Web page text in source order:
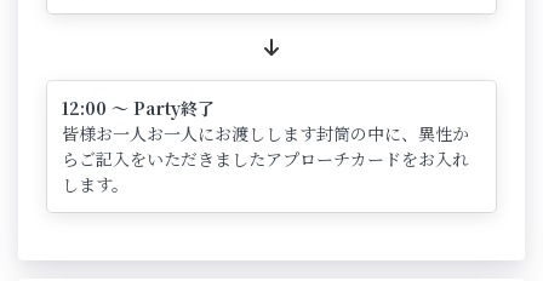
12:00 ～ Party終了
皆様お一人お一人にお渡しします封筒の中に、異性か
らご記入をいただきましたアプローチカードをお入れ
します。